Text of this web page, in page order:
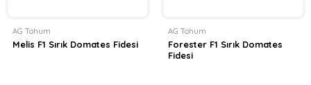
AG Tohum
Melis F1 Sırık Domates Fidesi
AG Tohum
Forester F1 Sırık Domates
Fidesi